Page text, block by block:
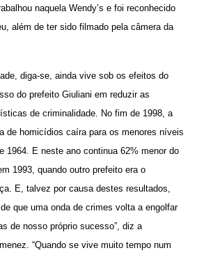
naquela Wendy’s e foi reconhecido
além de ter sido filmado pela câmera da
diga-se, ainda vive sob os efeitos do
do prefeito Giuliani em reduzir as
de criminalidade. No fim de 1998, a
de homicídios caíra para os menores níveis
1964. E neste ano continua 62% menor do
1993, quando outro prefeito era o
E, talvez por causa destes resultados,
que uma onda de crimes volta a engolfar
de nosso próprio sucesso”, diz a
“Quando se vive muito tempo num